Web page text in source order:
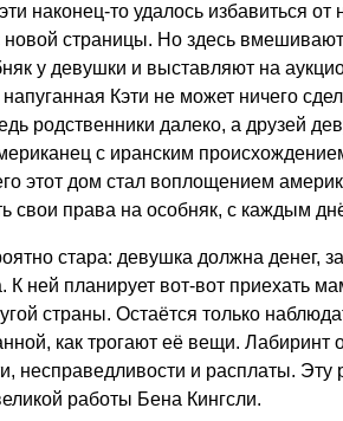
наконец-то удалось избавиться
новой страницы. Но здесь
у девушки и выставляют на
Кэти не может ничего
родственники далеко, а друзей
с иранским
этот дом стал воплощением
свои права на особняк, с каждым
стара: девушка должна денег,
К ней планирует вот-вот приехать
страны. Остаётся только
как трогают её вещи. Лабиринт
несправедливости и расплаты. Эту
работы Бена Кингсли.